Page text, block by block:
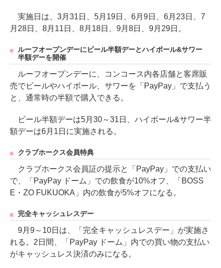
実施日は、3月31日、5月19日、6月9日、6月23日、7
月28日、8月11日、8月18日、9月8日、9月29日。
ルーフオープンデーにビール半額デーとハイボール&サワー
半額デーを開催
ルーフオープンデーに、コンコース内各店舗と客席販
売でビールやハイボール、サワーを「PayPay」で支払う
と、通常時の半額で購入できる。
ビール半額デーは5月30～31日、ハイボール&サワー半
額デーは6月1日に実施される。
クラブホークス会員特典
クラブホークス会員証の提示と「PayPay」での支払い
で、「PayPay ドーム」での飲食が10%オフ、「BOSS
E・ZO FUKUOKA」内の飲食が5%オフになる。
完全キャッシュレスデー
9月9～10日は、「完全キャッシュレスデー」が実施さ
れる。2日間、「PayPay ドーム」内での買い物の支払い
がキャッシュレス決済のみになる。